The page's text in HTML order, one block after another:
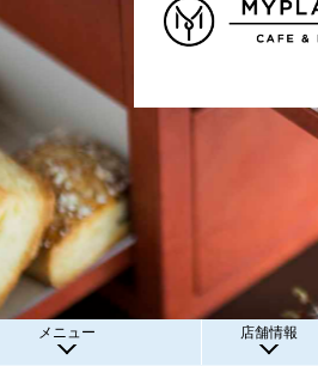
メニュー 店舗情報